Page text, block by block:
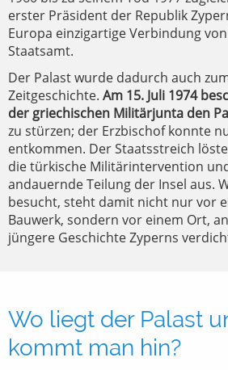
erster Präsident der Republik
Europa einzigartige Verbindung
Staatsamt.
Der Palast wurde dadurch auch
Zeitgeschichte. Am 15. Juli 1974
der griechischen Militärjunta den
zu stürzen; der Erzbischof konnte
entkommen. Der Staatsstreich
die türkische Militärintervention
andauernde Teilung der Insel aus.
besucht, steht damit nicht nur vor
Bauwerk, sondern vor einem Ort,
jüngere Geschichte Zyperns
Wo liegt der Palast
kommt man hin?